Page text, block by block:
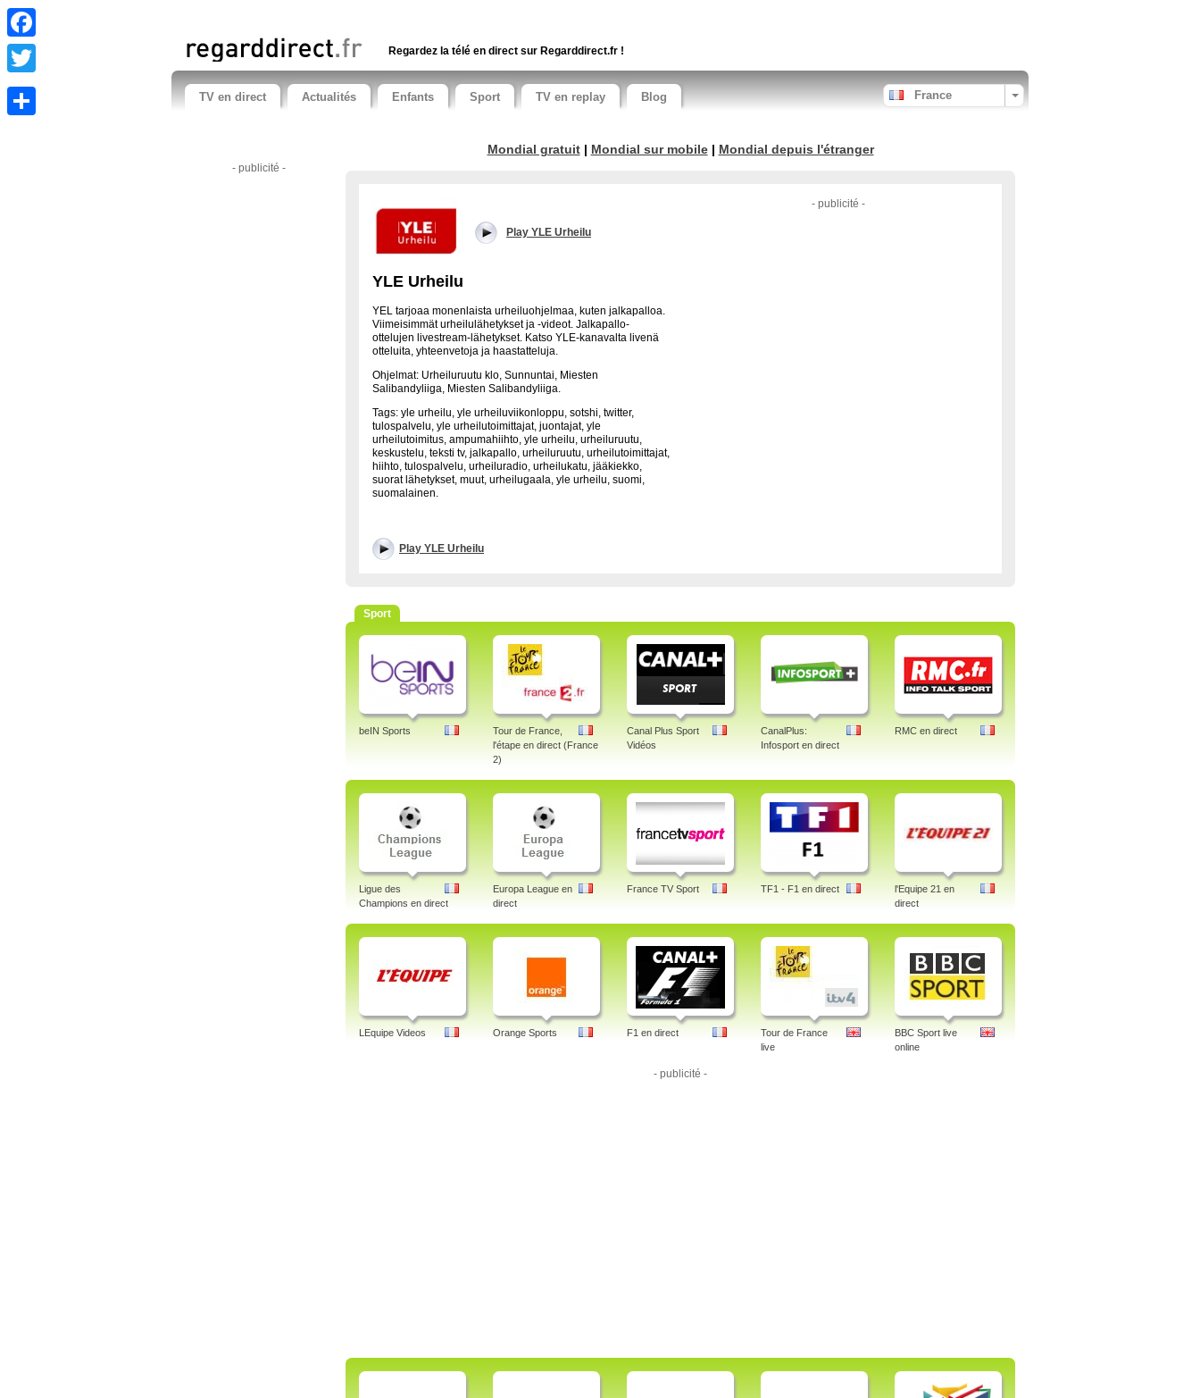
Facebook
Twitter
Regardez la télé en direct sur Regarddirect.fr !
TV en direct Actualités Enfants Sport TV en replay Blog France
- publicité -
Mondial gratuit| Mondial sur mobile| Mondial depuis l'étranger
- publicité -
Play YLE Urheilu
YLE Urheilu
YEL tarjoaa monenlaista urheiluohjelmaa, kuten jalkapalloa.
Viimeisimmät urheilulähetykset ja -videot. Jalkapallo-
ottelujen livestream-lähetykset. Katso YLE-kanavalta livenä
otteluita, yhteenvetoja ja haastatteluja.
Ohjelmat: Urheiluruutu klo, Sunnuntai, Miesten
Salibandyliiga, Miesten Salibandyliiga.
Tags: yle urheilu, yle urheiluviikonloppu, sotshi, twitter,
tulospalvelu, yle urheilutoimittajat, juontajat, yle
urheilutoimitus, ampumahiihto, yle urheilu, urheiluruutu,
keskustelu, teksti tv, jalkapallo, urheiluruutu, urheilutoimittajat,
hiihto, tulospalvelu, urheiluradio, urheilukatu, jääkiekko,
suorat lähetykset, muut, urheilugaala, yle urheilu, suomi,
suomalainen.
Play YLE Urheilu
Sport
beIN Sports
Tour de France,
l'étape en direct (France
2)
Canal Plus Sport
Vidéos
CanalPlus:
Infosport en direct
RMC en direct
Ligue des
Champions en direct
Europa League en
direct
France TV Sport TF1 - F1 en direct
l'Equipe 21 en
direct
LEquipe Videos Orange Sports F1 en direct
Tour de France
live
BBC Sport live
online
- publicité -